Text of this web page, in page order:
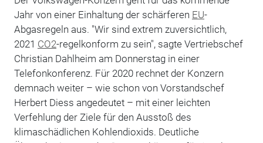
Jahr von einer Einhaltung der schärferen EU-
Abgasregeln aus. "Wir sind extrem zuversichtlich,
2021 CO2-regelkonform zu sein", sagte Vertriebschef
Christian Dahlheim am Donnerstag in einer
Telefonkonferenz. Für 2020 rechnet der Konzern
demnach weiter – wie schon von Vorstandschef
Herbert Diess angedeutet – mit einer leichten
Verfehlung der Ziele für den Ausstoß des
klimaschädlichen Kohlendioxids. Deutliche